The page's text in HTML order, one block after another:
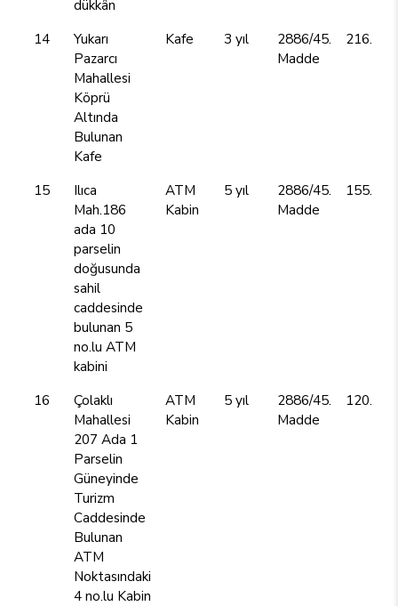
dükkân
14
Yukarı
Pazarcı
Mahallesi
Köprü
Altında
Bulunan
Kafe
Kafe 3 yıl
2886/45.
Madde
15
Ilıca
Mah.186
ada 10
parselin
doğusunda
sahil
caddesinde
bulunan 5
no.lu ATM
kabini
ATM
Kabin
5 yıl
2886/45.
Madde
16
Çolaklı
Mahallesi
207 Ada 1
Parselin
Güneyinde
Turizm
Caddesinde
Bulunan
ATM
Noktasındaki
4 no.lu Kabin
ATM
Kabin
5 yıl
2886/45.
Madde